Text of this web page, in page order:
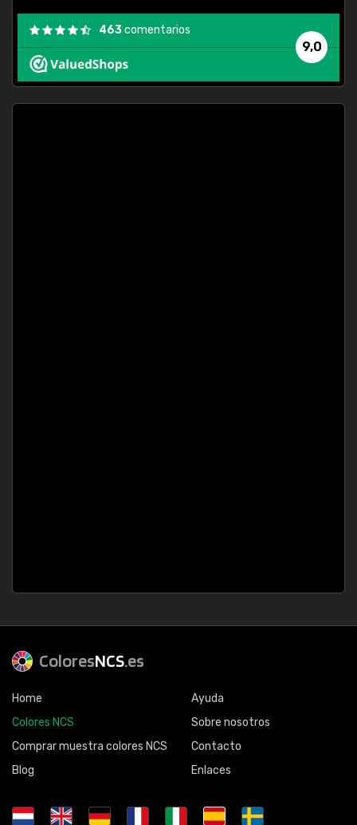
9,0
463comentarios
ColoresNCS.es
Home
Colores NCS
Comprar muestra colores NCS
Blog
Ayuda
Sobre nosotros
Contacto
Enlaces